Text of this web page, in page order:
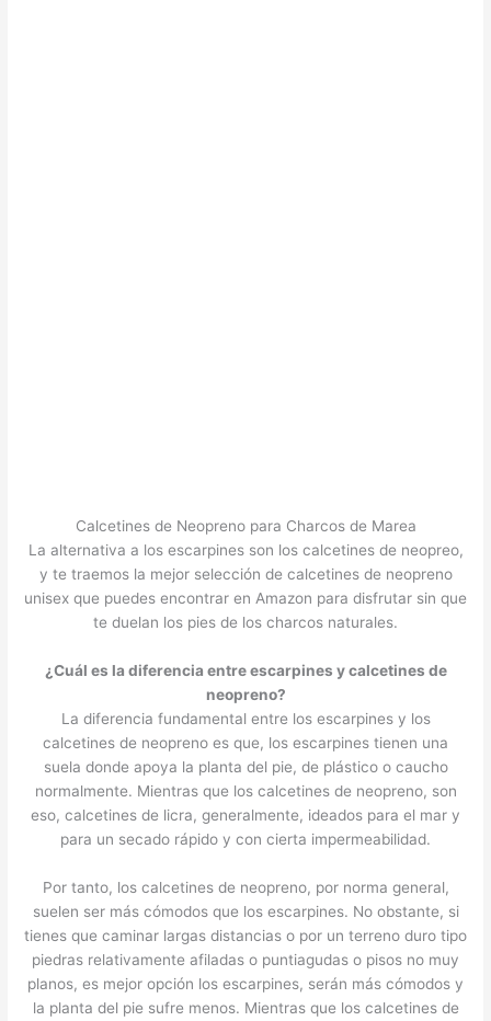
Calcetines de Neopreno para Charcos de Marea
La alternativa a los escarpines son los calcetines de neopreo,
y te traemos la mejor selección de calcetines de neopreno
unisex que puedes encontrar en Amazon para disfrutar sin que
te duelan los pies de los charcos naturales.
¿Cuál es la diferencia entre escarpines y calcetines de
neopreno?
La diferencia fundamental entre los escarpines y los
calcetines de neopreno es que, los escarpines tienen una
suela donde apoya la planta del pie, de plástico o caucho
normalmente. Mientras que los calcetines de neopreno, son
eso, calcetines de licra, generalmente, ideados para el mar y
para un secado rápido y con cierta impermeabilidad.
Por tanto, los calcetines de neopreno, por norma general,
suelen ser más cómodos que los escarpines. No obstante, si
tienes que caminar largas distancias o por un terreno duro tipo
piedras relativamente afiladas o puntiagudas o pisos no muy
planos, es mejor opción los escarpines, serán más cómodos y
la planta del pie sufre menos. Mientras que los calcetines de